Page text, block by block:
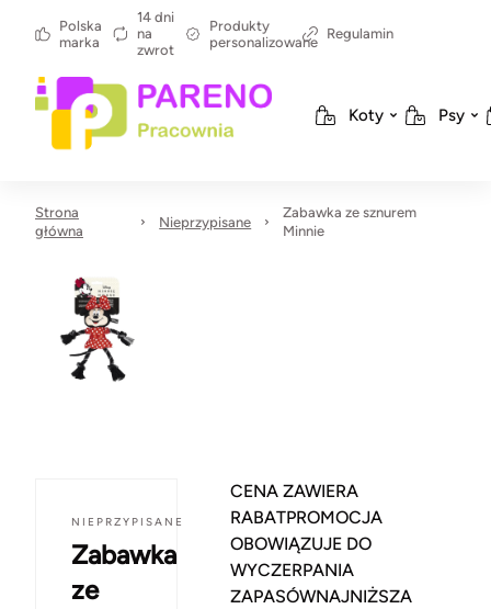
Polska
marka
14 dni
na
zwrot
Produkty
personalizowane Regulamin
Koty Psy
Strona
główna
Nieprzypisane
Zabawka ze sznurem
Minnie
NIEPRZYPISANE
Zabawka
ze
CENA ZAWIERA
RABATPROMOCJA
OBOWIĄZUJE DO
WYCZERPANIA
ZAPASÓWNAJNIŻSZA